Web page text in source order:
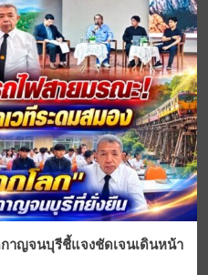
าญจนบุรีชี้แจงชัดเจนเดินหน้า